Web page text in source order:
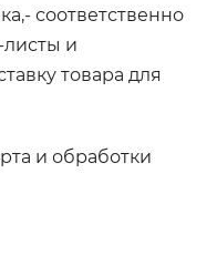
соответственно
и
товара для
и обработки